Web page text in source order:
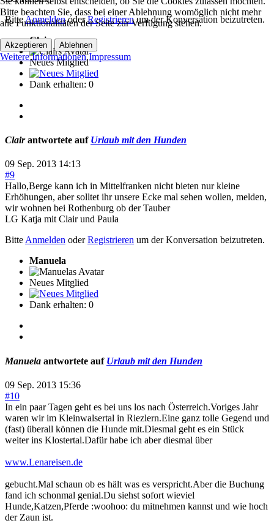
BitteAnmeldenoderRegistrierenum der Konversation beizutreten.
Clair
Neues Mitglied
Dank erhalten: 0
Clairantwortete auf Urlaub mit den Hunden
09 Sep. 2013 14:13
#9
Hallo,Berge kann ich in Mittelfranken nicht bieten nur kleine
Erhöhungen, aber solltet ihr unsere Ecke mal sehen wollen, melden,
wir wohnen bei Rothenburg ob der Tauber
LG Katja mit Clair und Paula
BitteAnmelden oderRegistrieren um der Konversation beizutreten.
Manuela
Neues Mitglied
Dank erhalten: 0
Manuela antwortete auf Urlaub mit den Hunden
09 Sep. 2013 15:36
#10
In ein paar Tagen geht es bei uns los nach Österreich.Voriges Jahr
waren wir im Kleinwalsertal in Riezlern.Eine ganz tolle Gegend und
(fast) überall können die Hunde mit.Diesmal geht es ein Stück
weiter ins Klostertal.Dafür habe ich aber diesmal über
www.Lenareisen.de
gebucht.Mal schaun ob es hält was es verspricht.Aber die Buchung
fand ich schonmal genial.Du siehst sofort wieviel
Hunde,Katzen,Pferde :woohoo: du mitnehmen kannst und wie hoch
der Zaun ist.
Bitte beachten Sie, dass bei einer Ablehnung womöglich nicht mehr
alle Funktionalitäten der Seite zur Verfügung stehen.
Akzeptieren Ablehnen
Weitere Informationen Impressum